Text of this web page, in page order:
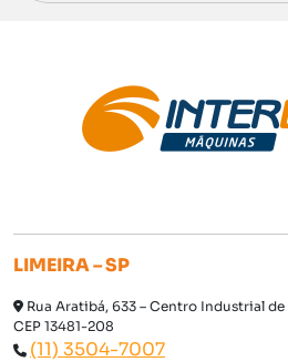
LIMEIRA – SP
Rua Aratibá, 633 – Centro Industrial
CEP 13481-208
(11) 3504-7007